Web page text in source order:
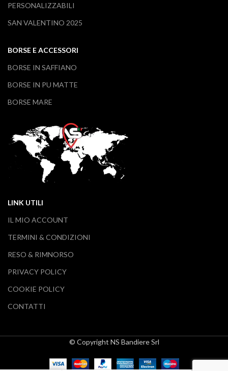
PERSONALIZZABILI
SAN VALENTINO 2025
BORSE E ACCESSORI
BORSE IN SAFFIANO
BORSE IN PU MATTE
BORSE MARE
LINK UTILI
IL MIO ACCOUNT
TERMINI & CONDIZIONI
RESO & RIMNORSO
PRIVACY POLICY
COOKIE POLICY
CONTATTI
© Copyright NS Bandiere Srl